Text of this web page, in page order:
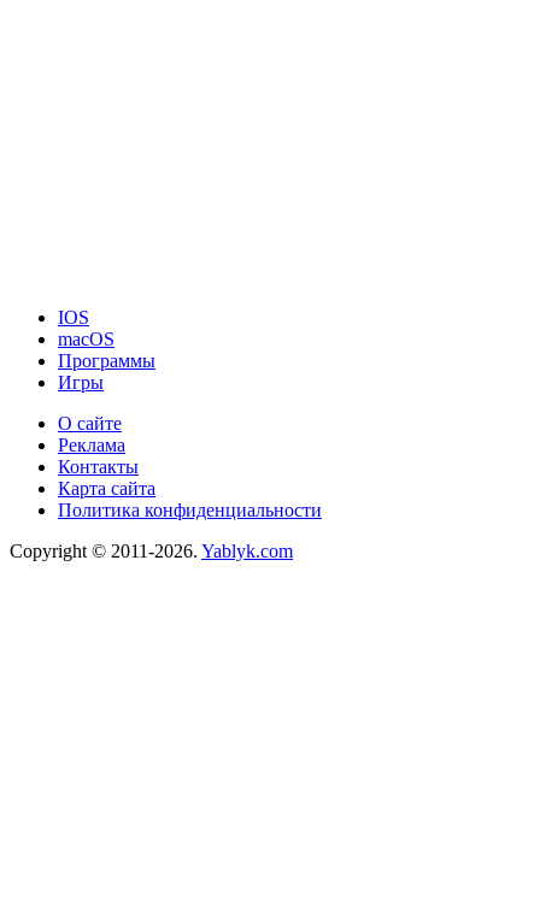
IOS
macOS
Программы
Игры
О сайте
Реклама
Контакты
Карта сайта
Политика конфиденциальности
Copyright © 2011-2026. Yablyk.сom